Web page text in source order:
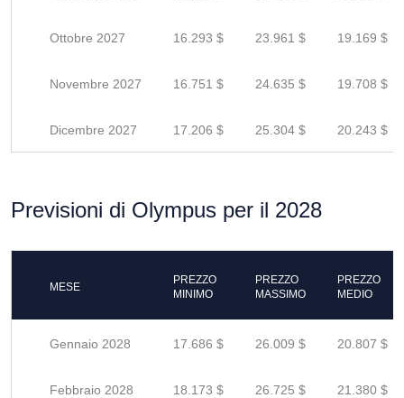
Ottobre 2027 16.293 $ 23.961 $ 19.169 $
Novembre 2027 16.751 $ 24.635 $ 19.708 $
Dicembre 2027 17.206 $ 25.304 $ 20.243 $
Previsioni di Olympus per il 2028
MESE
PREZZO
MINIMO
PREZZO
MASSIMO
PREZZO
MEDIO
Gennaio 2028 17.686 $ 26.009 $ 20.807 $
Febbraio 2028 18.173 $ 26.725 $ 21.380 $